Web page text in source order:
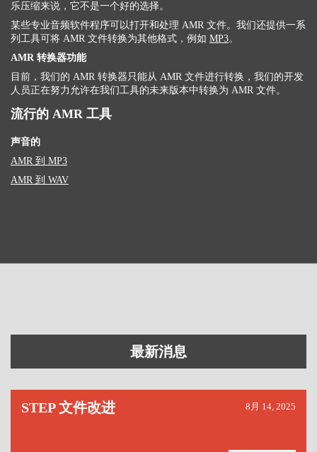
乐压缩来说，它不是一个好的选择。
某些专业音频软件程序可以打开和处理 AMR 文件。我们还提供一系
列工具可将 AMR 文件转换为其他格式，例如 MP3。
AMR 转换器功能
目前，我们的 AMR 转换器只能从 AMR 文件进行转换，我们的开发
人员正在努力允许在我们工具的未来版本中转换为 AMR 文件。
流行的 AMR 工具
声音的
AMR 到 MP3
AMR 到 WAV
最新消息
STEP 文件改进 8月 14, 2025